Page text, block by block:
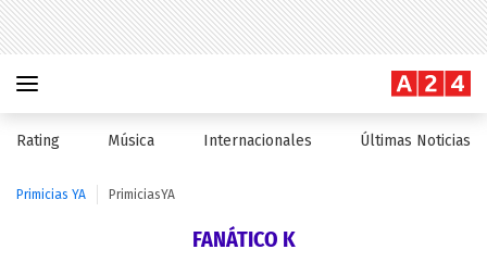
Rating Música Internacionales Últimas Noticias
Primicias YA PrimiciasYA
FANÁTICO K